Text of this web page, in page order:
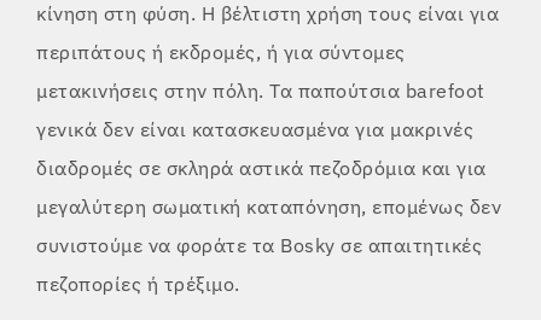
κίνηση στη φύση. Η βέλτιστη χρήση τους είναι για
περιπάτους ή εκδρομές, ή για σύντομες
μετακινήσεις στην πόλη. Τα παπούτσια barefoot
γενικά δεν είναι κατασκευασμένα για μακρινές
διαδρομές σε σκληρά αστικά πεζοδρόμια και για
μεγαλύτερη σωματική καταπόνηση, επομένως δεν
συνιστούμε να φοράτε τα Bosky σε απαιτητικές
πεζοπορίες ή τρέξιμο.